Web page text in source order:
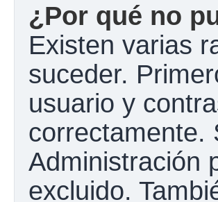
¿Por qué no
Existen varias
suceder.
usuario y
correctamente.
Administración
excluido.